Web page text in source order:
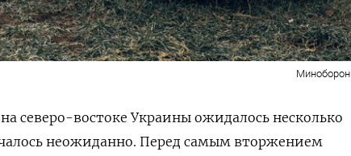
северо-востоке Украины ожидалось несколько
неожиданно. Перед самым вторжением